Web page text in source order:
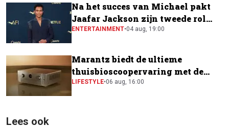
Na het succes van Michael pakt
Jaafar Jackson zijn tweede rol
naast Will Smith
ENTERTAINMENT•04 aug, 19:00
Marantz biedt de ultieme
thuisbioscoopervaring met de
CINEMA Series 2
LIFESTYLE•06 aug, 16:00
Lees ook